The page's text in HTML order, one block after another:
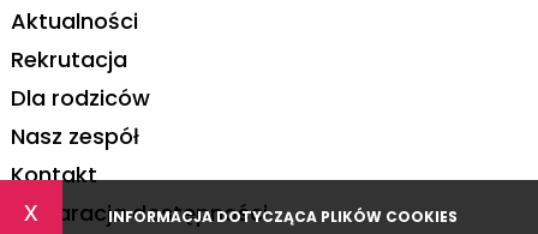
x INFORMACJA DOTYCZĄCA PLIKÓW COOKIES
Aktualności
Rekrutacja
Dla rodziców
Nasz zespół
Kontakt
Deklaracja dostępności